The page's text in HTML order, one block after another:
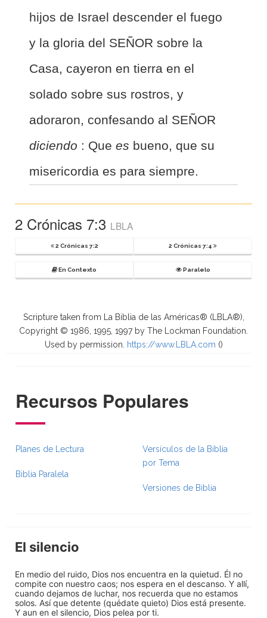
hijos de Israel descender el fuego
y la gloria del SEÑOR sobre la
Casa, cayeron en tierra en el
solado sobre sus rostros, y
adoraron, confesando al SEÑOR
diciendo : Que es bueno, que su
misericordia es para siempre.
2 Crónicas 7:3 LBLA
2 Crónicas 7:2 2 Crónicas 7:4
En Contexto Paralelo
Scripture taken from La Biblia de las Américas® (LBLA®),
Copyright © 1986, 1995, 1997 by The Lockman Foundation.
Used by permission.
https://www.LBLA.com ()
Recursos Populares
Planes de Lectura
Biblia Paralela
Versículos de la Biblia
por Tema
Versiones de Biblia
El silencio
En medio del ruido, Dios nos encuentra en la quietud. Él no
compite con nuestro caos; nos espera en el descanso. Y allí,
cuando dejamos de luchar, nos recuerda que no estamos
solos. Así que detente (quédate quieto) Dios está presente.
Y aun en el silencio, Dios pelea por ti.